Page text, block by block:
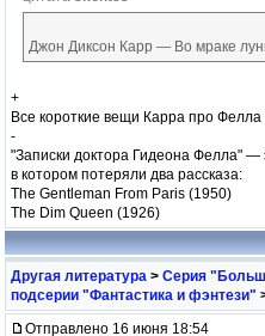
Джон Диксон Карр — Во мраке
+
Все короткие вещи Карра про
-
"Записки доктора Гидеона Фелла" —
в котором потеряли два рассказа:
The Gentleman From Paris (1950)
The Dim Queen (1926)
Другая литература > Серия
подсерии "Фантастика и фэнтези"
Отправлено 16 июня 18:54